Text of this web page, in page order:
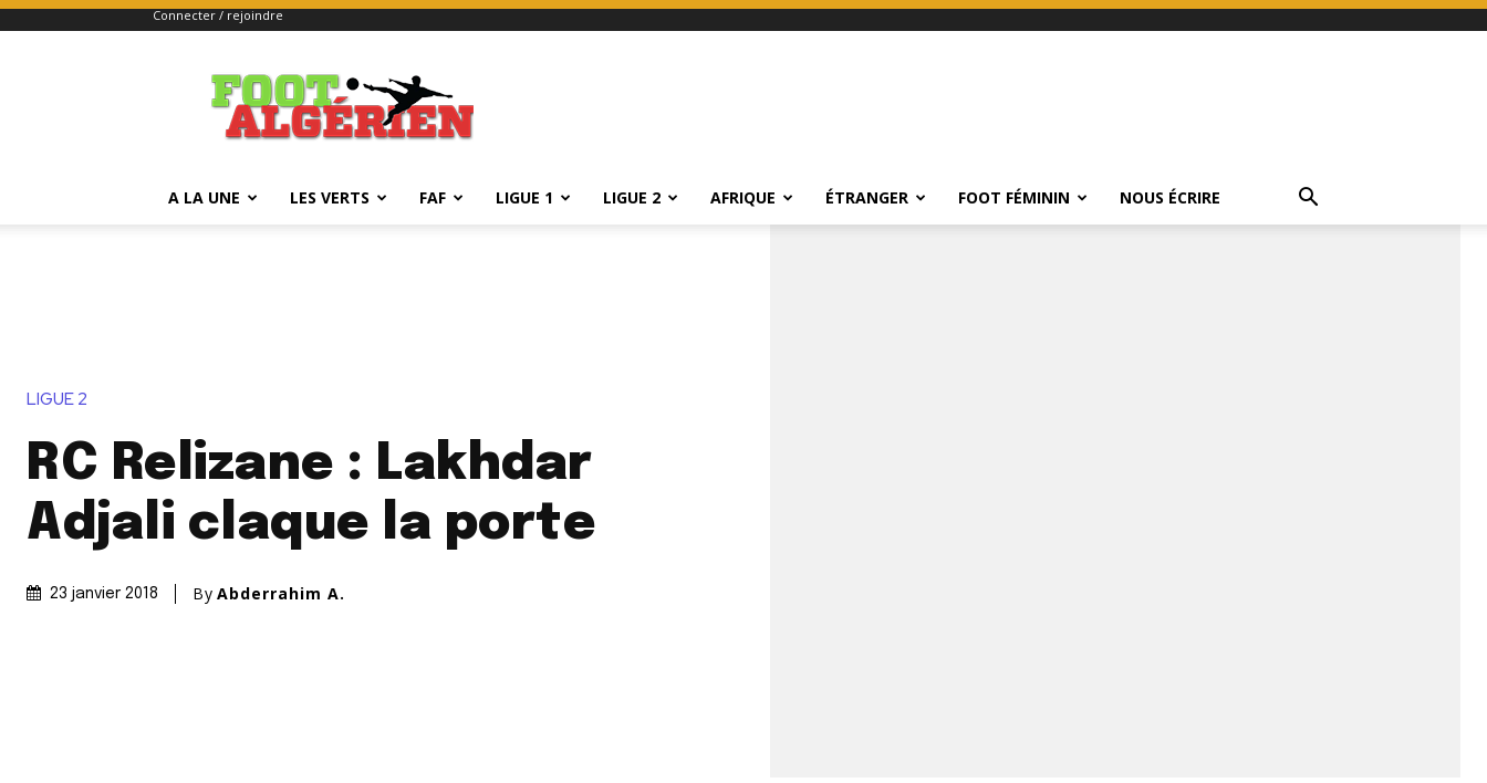
Connecter / rejoindre
FOOTALGERIEN
A LA UNE LES VERTS FAF LIGUE 1 LIGUE 2 AFRIQUE ÉTRANGER FOOT FÉMININ NOUS ÉCRIRE
LIGUE 2
RC Relizane : Lakhdar
Adjali claque la porte
23 janvier 2018 By Abderrahim A.